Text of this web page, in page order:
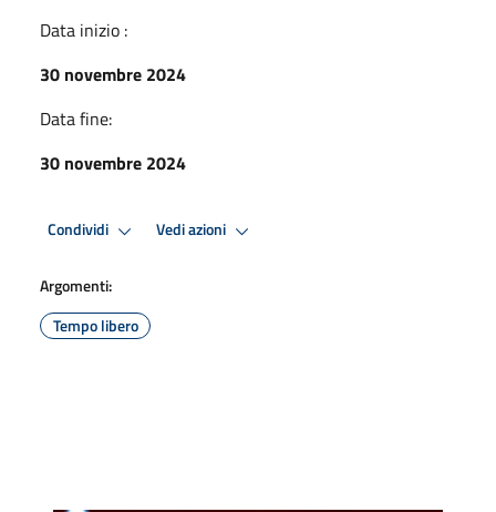
Data inizio :
30 novembre 2024
Data fine:
30 novembre 2024
Condividi Vedi azioni
Argomenti:
Tempo libero